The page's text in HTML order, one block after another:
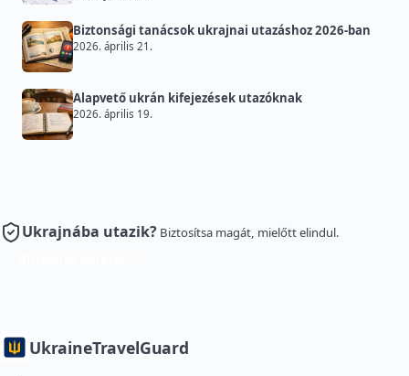
Biztonsági tanácsok ukrajnai utazáshoz 2026-ban
2026. április 21.
Alapvető ukrán kifejezések utazóknak
2026. április 19.
Ukrajnába utazik? Biztosítsa magát, mielőtt elindul.
UkraineTravelGuard